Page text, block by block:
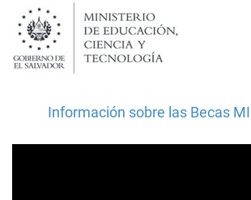
Información sobre las Becas